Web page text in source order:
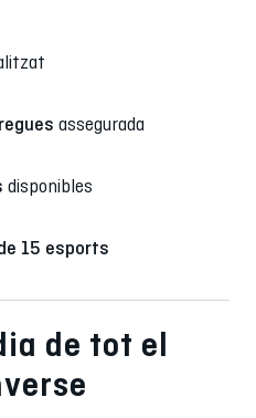
assegurada
disponibles
15 esports
de tot el